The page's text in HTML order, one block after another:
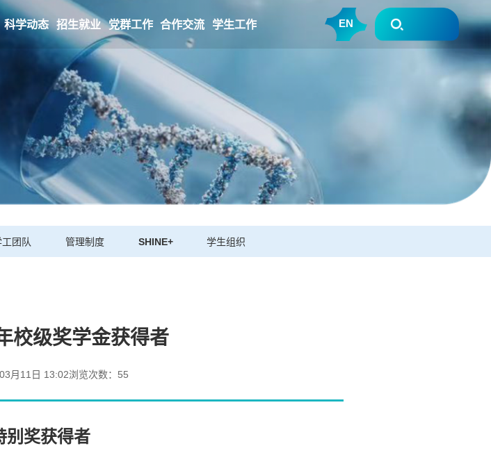
科学动态 招生就业 党群工作 合作交流 学生工作 EN
团队 管理制度 SHINE+ 学生组织
校级奖学金获得者
月11日 13:02浏览次数： 55
别奖获得者